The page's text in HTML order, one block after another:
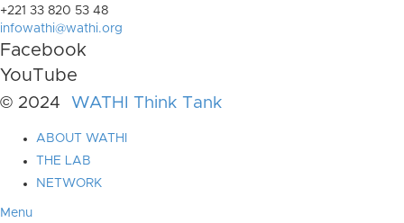
+221 33 820 53 48
infowathi@wathi.org
Facebook
YouTube
© 2024 WATHI Think Tank
ABOUT WATHI
THE LAB
NETWORK
Menu